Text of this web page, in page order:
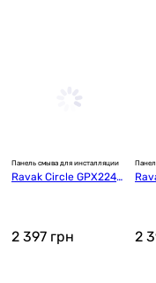
Панель смыва для инсталляции
Ravak Circle GPX22401
2 397 грн 2